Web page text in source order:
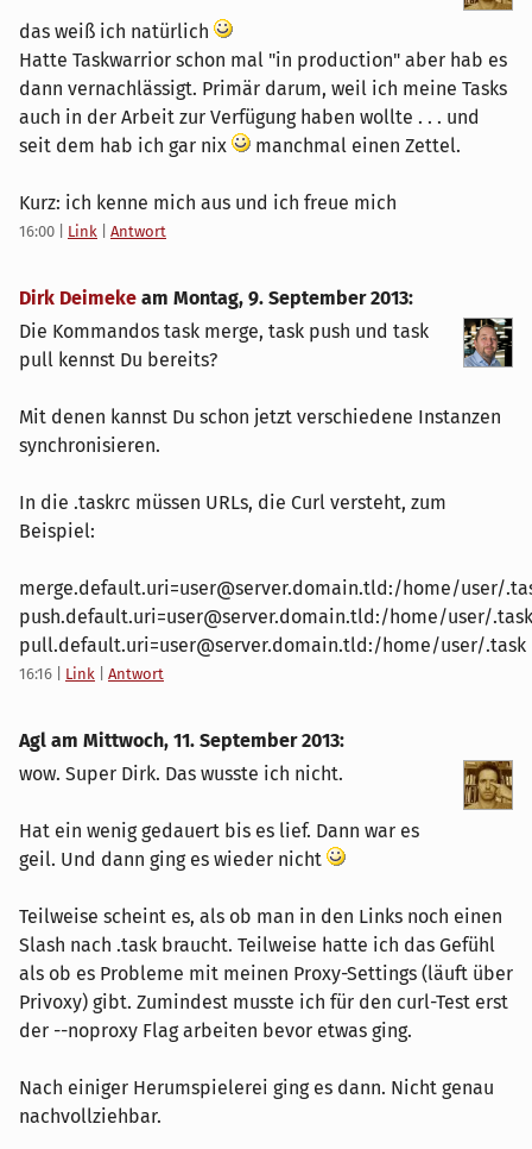
das weiß ich natürlich
Hatte Taskwarrior schon mal "in production" aber hab es
dann vernachlässigt. Primär darum, weil ich meine Tasks
auch in der Arbeit zur Verfügung haben wollte . . . und
seit dem hab ich gar nix
manchmal einen Zettel.
Kurz: ich kenne mich aus und ich freue mich
16:00 Link Antwort
Dirk Deimeke am Montag, 9. September 2013:
Die Kommandos task merge, task push und task
pull kennst Du bereits?
Mit denen kannst Du schon jetzt verschiedene Instanzen
synchronisieren.
In die .taskrc müssen URLs, die Curl versteht, zum
Beispiel:
merge.default.uri=user@server.domain.tld:/home/user/
push.default.uri=user@server.domain.tld:/home/user/.task
pull.default.uri=user@server.domain.tld:/home/user/.task
16:16 Link Antwort
Agl am Mittwoch, 11. September 2013:
wow. Super Dirk. Das wusste ich nicht.
Hat ein wenig gedauert bis es lief. Dann war es
geil. Und dann ging es wieder nicht
Teilweise scheint es, als ob man in den Links noch einen
Slash nach .task braucht. Teilweise hatte ich das Gefühl
als ob es Probleme mit meinen Proxy-Settings (läuft über
Privoxy) gibt. Zumindest musste ich für den curl-Test erst
der --noproxy Flag arbeiten bevor etwas ging.
Nach einiger Herumspielerei ging es dann. Nicht genau
nachvollziehbar.